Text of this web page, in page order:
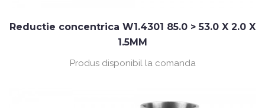
Reductie concentrica W1.4301 85.0 > 53.0 X 2.0 X
1.5MM
Produs disponibil la comanda